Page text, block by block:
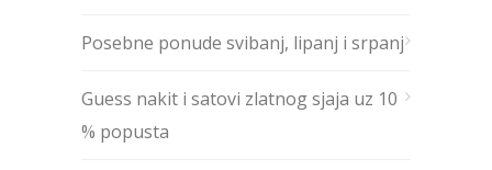
Posebne ponude svibanj, lipanj i srpanj
Guess nakit i satovi zlatnog sjaja uz 10
% popusta